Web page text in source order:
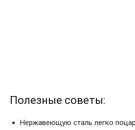
Полезные советы:
Нержавеющую сталь легко